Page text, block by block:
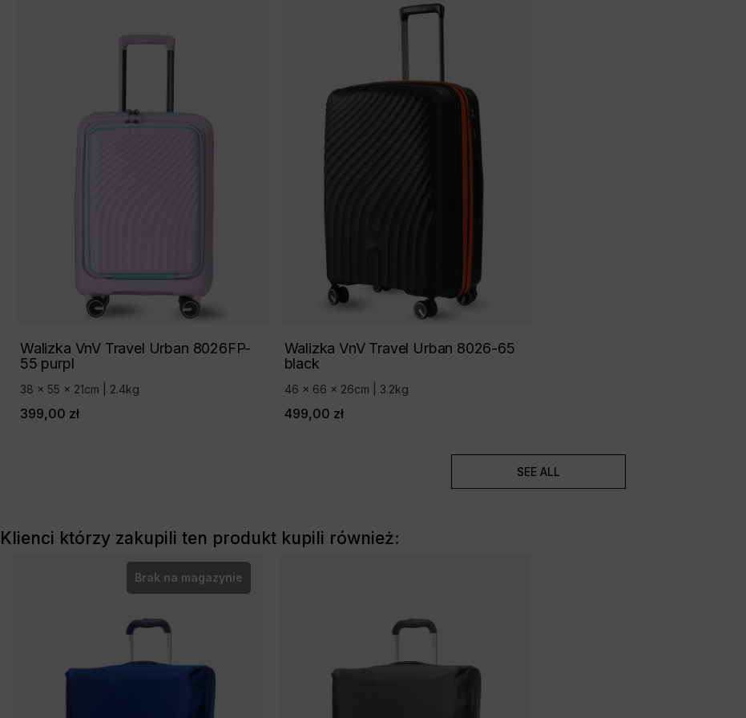
Walizka VnV Travel Urban 8026FP-
55 purpl
38 x 55 x 21cm | 2.4kg
399,00 zł
Walizka VnV Travel Urban 8026-65
black
46 x 66 x 26cm | 3.2kg
499,00 zł
SEE ALL
Klienci którzy zakupili ten produkt kupili również:
Brak na magazynie